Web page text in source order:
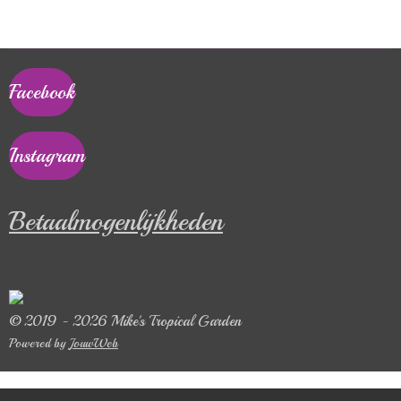
Facebook
Instagram
Betaalmogenlijkheden
© 2019 - 2026 Mike's Tropical Garden
Powered by JouwWeb